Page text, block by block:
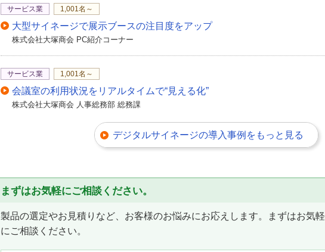
サービス業 1,001名～
大型サイネージで展示ブースの注目度をアップ
株式会社大塚商会 PC紹介コーナー
サービス業 1,001名～
会議室の利用状況をリアルタイムで“見える化”
株式会社大塚商会 人事総務部 総務課
デジタルサイネージの導入事例をもっと見る
まずはお気軽にご相談ください。
製品の選定やお見積りなど、お客様のお悩みにお応えします。まずはお気軽
にご相談ください。